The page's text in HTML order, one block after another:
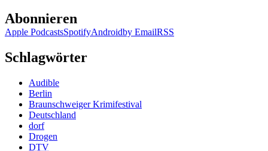
Abonnieren
Apple PodcastsSpotifyAndroidby EmailRSS
Schlagwörter
Audible
Berlin
Braunschweiger Krimifestival
Deutschland
dorf
Drogen
DTV